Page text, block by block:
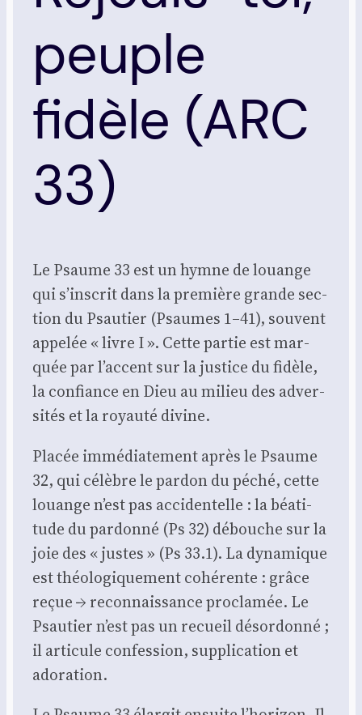
peuple
fidèle (ARC
33)
Le Psaume 33 est un hymne de louange
qui s’inscrit dans la pre­mière grande sec­
tion du Psau­tier (Psaumes 1–41), sou­vent
appe­lée « livre I ». Cette par­tie est mar­
quée par l’accent sur la jus­tice du fidèle,
la confiance en Dieu au milieu des adver­
si­tés et la royau­té divine.
Pla­cée immé­dia­te­ment après le Psaume
32, qui célèbre le par­don du péché, cette
louange n’est pas acci­den­telle : la béa­ti­
tude du par­don­né (Ps 32) débouche sur la
joie des « justes » (Ps 33.1). La dyna­mique
est théo­lo­gi­que­ment cohé­rente : grâce
reçue → recon­nais­sance pro­cla­mée. Le
Psau­tier n’est pas un recueil désor­don­né ;
il arti­cule confes­sion, sup­pli­ca­tion et
ado­ra­tion.